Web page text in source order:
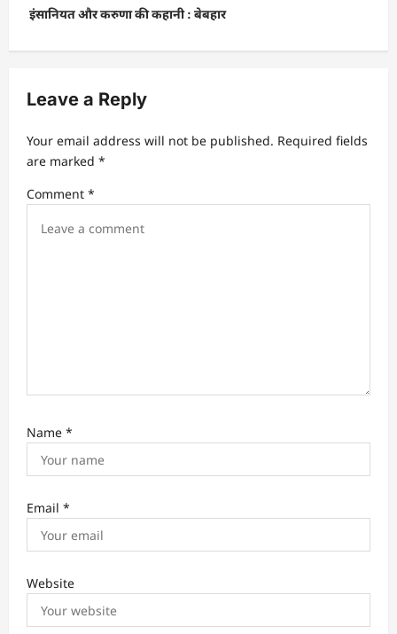
t
v
g
t
इंसानियत और करुणा की कहानी : बेबहार
Leave a Reply
Your email address will not be published. Required fields
are marked *
Comment *
Name *
Email *
Website